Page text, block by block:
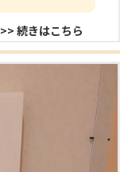
>> 続きはこちら